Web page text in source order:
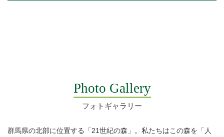
Photo Gallery
フォトギャラリー
群馬県の北部に位置する「21世紀の森」。私たちはこの森を「人